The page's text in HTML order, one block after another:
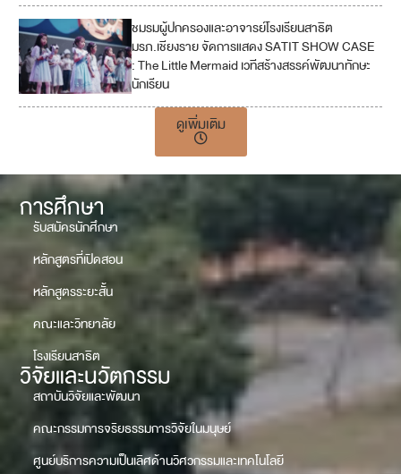
ชมรมผู้ปกครองและอาจารย์โรงเรียนสาธิต
มรภ.เชียงราย จัดการแสดง SATIT SHOW CASE
: The Little Mermaid เวทีสร้างสรรค์พัฒนาทักษะ
นักเรียน
ดูเพิ่มเติม
การศึกษา
รับสมัครนักศึกษา
หลักสูตรที่เปิดสอน
หลักสูตรระยะสั้น
คณะและวิทยาลัย
โรงเรียนสาธิต
วิจัยและนวัตกรรม
สถาบันวิจัยและพัฒนา
คณะกรรมการจริยธรรมการวิจัยในมนุษย์
ศูนย์บริการความเป็นเลิศด้านวิศวกรรมและเทคโนโลยี